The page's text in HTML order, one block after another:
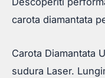
carota diamantata
Carota Diamantata
sudura Laser.